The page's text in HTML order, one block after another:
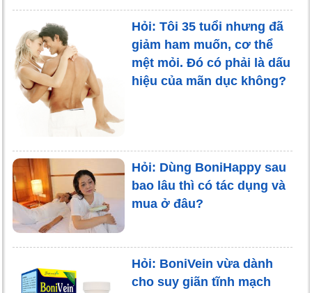
Hỏi: Tôi 35 tuổi nhưng đã
giảm ham muốn, cơ thể
mệt mỏi. Đó có phải là dấu
hiệu của mãn dục không?
Hỏi: Dùng BoniHappy sau
bao lâu thì có tác dụng và
mua ở đâu?
Hỏi: BoniVein vừa dành
cho suy giãn tĩnh mạch